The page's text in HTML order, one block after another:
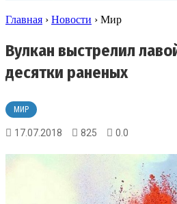
Главная › Новости › Мир
Вулкан выстрелил
десятки раненых
МИР
17.07.2018 825 0.0